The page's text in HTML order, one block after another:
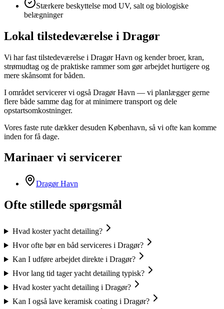
Stærkere beskyttelse mod UV, salt og biologiske
belægninger
Lokal tilstedeværelse i Dragør
Vi har fast tilstedeværelse i Dragør Havn og kender broer, kran,
strømudtag og de praktiske rammer som gør arbejdet hurtigere og
mere skånsomt for båden.
I området servicerer vi også Dragør Havn — vi planlægger gerne
flere både samme dag for at minimere transport og dele
opstartsomkostninger.
Vores faste rute dækker desuden København, så vi ofte kan komme
inden for få dage.
Marinaer vi servicerer
Dragør Havn
Ofte stillede spørgsmål
Hvad koster yacht detailing?
Hvor ofte bør en båd serviceres i Dragør?
Kan I udføre arbejdet direkte i Dragør?
Hvor lang tid tager yacht detailing typisk?
Hvad koster yacht detailing i Dragør?
Kan I også lave keramisk coating i Dragør?